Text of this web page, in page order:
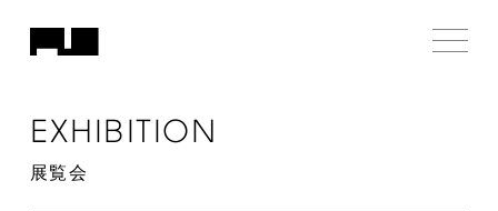
EXHIBITION
展覧会